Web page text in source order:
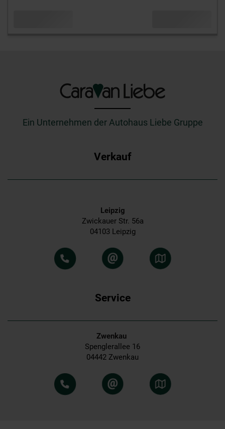
Ein Unternehmen der Autohaus Liebe Gruppe
Verkauf
Leipzig
Zwickauer Str. 56a
04103 Leipzig
Service
Zwenkau
Spenglerallee 16
04442 Zwenkau